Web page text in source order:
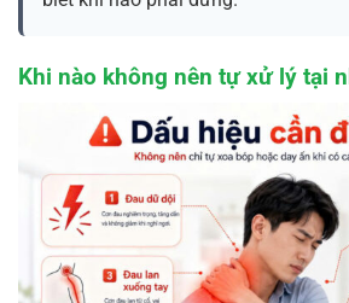
Khi nào không nên tự xử lý tại